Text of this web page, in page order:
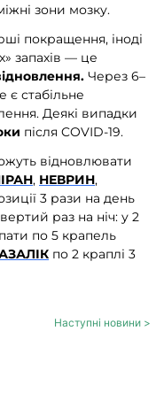
зони мозку.
покращення, іноді
запахів — це
Через 6–
є стабільне
Деякі випадки
після COVІD-19.
відновлювати
, НЕВРИН,
3 рази на день
раз на ніч: у 2
по 5 крапель
по 2 краплі 3
Наступні новини >